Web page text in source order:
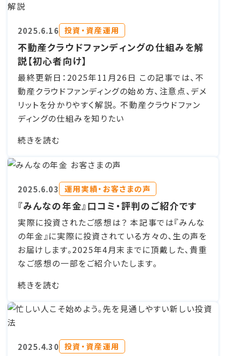
2025.6.16 投資・資産運用
不動産クラウドファンディングの仕組みを解
説【初心者向け】
最終更新日：2025年11月26日 この記事では、不
動産クラウドファンディングの始め方、注意点、デメ
リットを分かりやすく解説。 不動産クラウドファン
ディングの仕組みを知りたい
続きを読む
2025.6.03 運用実績・お客さまの声
『みんなの年金』口コミ・評判のご紹介です
実際に投資されたご感想は？ 本記事では『みんな
の年金』に実際に投資されている方々の、生の声を
お届けします。2025年4月末までに頂戴した、貴重
なご感想の一部をご紹介いたします。
続きを読む
2025.4.30 投資・資産運用